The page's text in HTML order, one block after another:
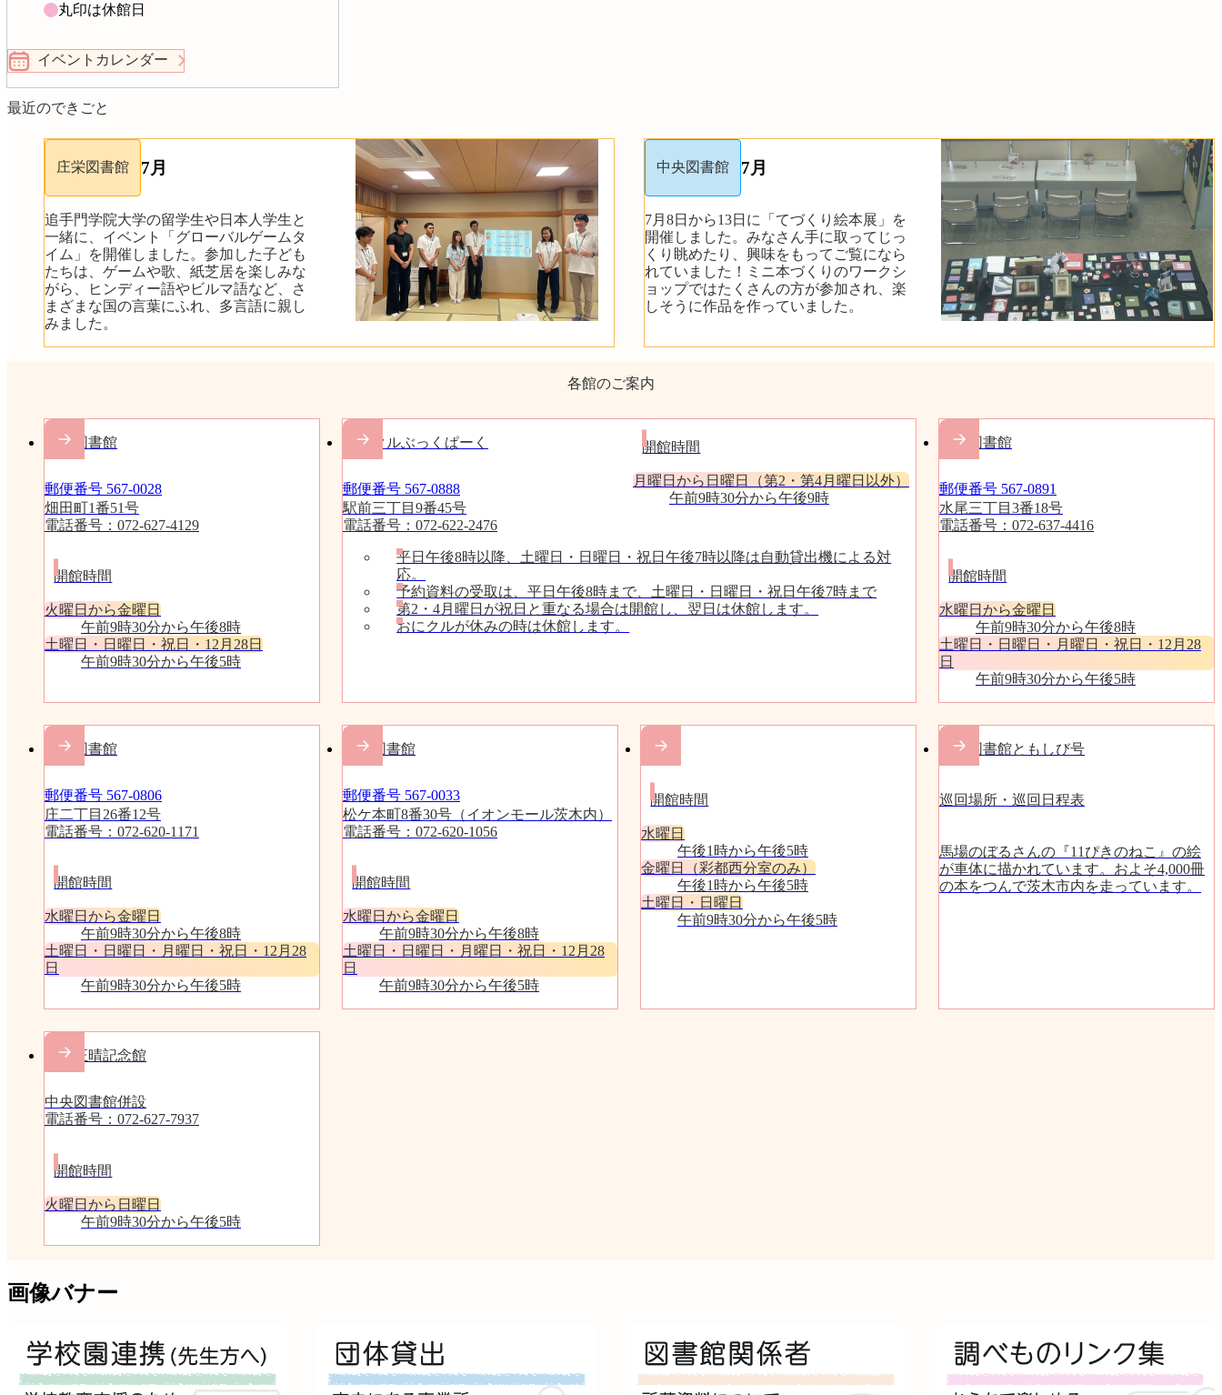
丸印は休館日
イベントカレンダー
最近のできごと
庄栄図書館 7月
追手門学院大学の留学生や日本人学生と
一緒に、イベント「グローバルゲームタ
イム」を開催しました。参加した子ども
たちは、ゲームや歌、紙芝居を楽しみな
がら、ヒンディー語やビルマ語など、さ
まざまな国の言葉にふれ、多言語に親し
みました。
中央図書館 7月
7月8日から13日に「てづくり絵本展」を
開催しました。みなさん手に取ってじっ
くり眺めたり、興味をもってご覧になら
れていました！ミニ本づくりのワークシ
ョップではたくさんの方が参加され、楽
しそうに作品を作っていました。
各館のご案内
中央図書館
郵便番号 567-0028
畑田町1番51号
電話番号：072-627-4129
開館時間
火曜日から金曜日
午前9時30分から午後8時
土曜日・日曜日・祝日・12月28日
午前9時30分から午後5時
おにクルぶっくぱーく
郵便番号 567-0888
駅前三丁目9番45号
電話番号：072-622-2476
開館時間
月曜日から日曜日（第2・第4月曜日以外）
午前9時30分から午後9時
平日午後8時以降、土曜日・日曜日・祝日午後7時以降は自動貸出機による対
応。
予約資料の受取は、平日午後8時まで、土曜日・日曜日・祝日午後7時まで
第2・4月曜日が祝日と重なる場合は開館し、翌日は休館します。
おにクルが休みの時は休館します。
水尾図書館
郵便番号 567-0891
水尾三丁目3番18号
電話番号：072-637-4416
開館時間
水曜日から金曜日
午前9時30分から午後8時
土曜日・日曜日・月曜日・祝日・12月28
日
午前9時30分から午後5時
庄栄図書館
郵便番号 567-0806
庄二丁目26番12号
電話番号：072-620-1171
開館時間
水曜日から金曜日
午前9時30分から午後8時
土曜日・日曜日・月曜日・祝日・12月28
日
午前9時30分から午後5時
穂積図書館
郵便番号 567-0033
松ケ本町8番30号（イオンモール茨木内）
電話番号：072-620-1056
開館時間
水曜日から金曜日
午前9時30分から午後8時
土曜日・日曜日・月曜日・祝日・12月28
日
午前9時30分から午後5時
分室
開館時間
水曜日
午後1時から午後5時
金曜日（彩都西分室のみ）
午後1時から午後5時
土曜日・日曜日
午前9時30分から午後5時
移動図書館ともしび号
巡回場所・巡回日程表
馬場のぼるさんの『11ぴきのねこ』の絵
が車体に描かれています。およそ4,000冊
の本をつんで茨木市内を走っています。
富士正晴記念館
中央図書館併設
電話番号：072-627-7937
開館時間
火曜日から日曜日
午前9時30分から午後5時
画像バナー